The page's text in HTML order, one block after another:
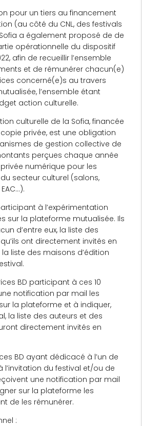
pour un tiers au financement
(au côté du CNL, des festivals
a également proposé de de
opérationnelle du dispositif
afin de recueillir l’ensemble
et de rémunérer chacun(e)
concerné(e)s au travers
l’ensemble étant
action culturelle.
culturelle de la Sofia, financée
privée, est une obligation
de gestion collective de
perçues chaque année
numérique pour les
secteur culturel (salons,
à l’expérimentation
sur la plateforme mutualisée. Ils
d’entre eux, la liste des
ont directement invités en
liste des maisons d’édition
BD participant à ces 10
notification par mail les
la plateforme et à indiquer,
la liste des auteurs et des
directement invités en
BD ayant dédicacé à l’un de
l’invitation du festival et/ou de
une notification par mail
sur la plateforme les
de les rémunérer.
: